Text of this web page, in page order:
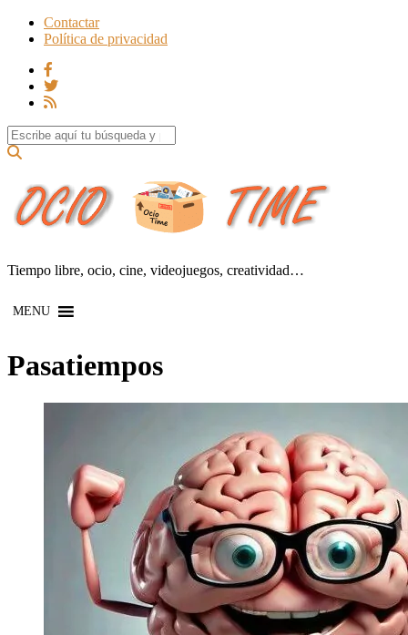
Contactar
Política de privacidad
Search for:
Tiempo libre, ocio, cine, videojuegos, creatividad…
MENU
Pasatiempos